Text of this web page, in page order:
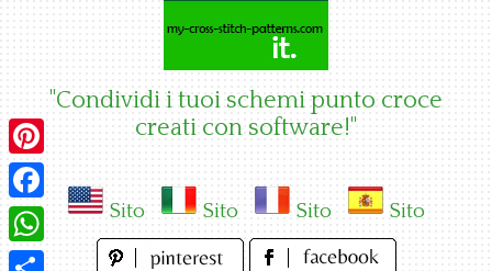
"Condividi i tuoi schemi punto croce
creati con software!"
Sito Sito Sito Sito
Pinterest
Facebook
WhatsApp